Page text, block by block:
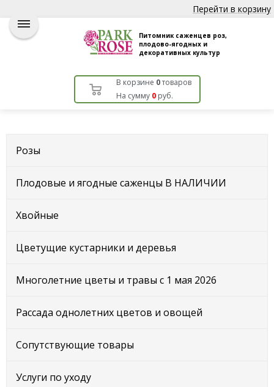
Перейти в корзину
Питомник саженцев роз,
плодово-ягодных и
декоративных культур
В корзине 0товаров
На сумму 0руб.
Розы
Плодовые и ягодные саженцы В НАЛИЧИИ
Хвойные
Цветущие кустарники и деревья
Многолетние цветы и травы с 1 мая 2026
Рассада однолетних цветов и овощей
Сопутствующие товары
Услуги по уходу